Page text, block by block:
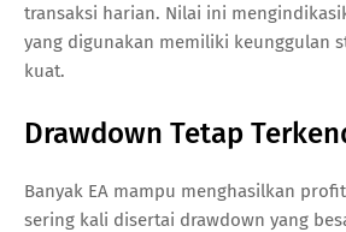
transaksi harian. Nilai ini
yang digunakan memiliki keunggulan
kuat.
Drawdown Tetap
Banyak EA mampu menghasilkan
sering kali disertai drawdown yang